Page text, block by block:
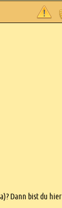
Dann bist du hier